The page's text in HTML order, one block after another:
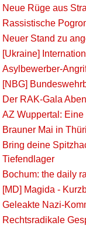
Neue Rüge aus
Rassistische
Neuer Stand zu
[Ukraine]
Asylbewerber-
[NBG]
Der RAK-Gala
AZ Wuppertal:
Brauner Mai in
Bring deine
Tiefendlager
Bochum: the daily
[MD] Magida -
Geleakte Nazi-
Rechtsradikale